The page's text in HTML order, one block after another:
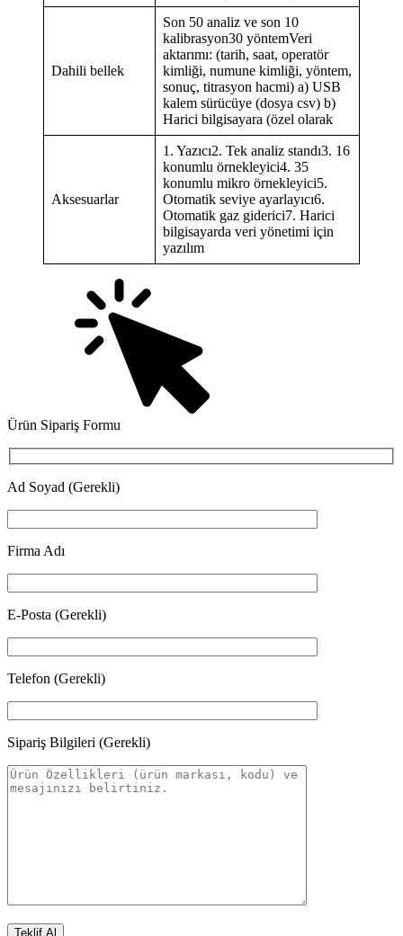
Dahili bellek
Son 50 analiz ve son 10
kalibrasyon30 yöntemVeri
aktarımı: (tarih, saat, operatör
kimliği, numune kimliği, yöntem,
sonuç, titrasyon hacmi) a) USB
kalem sürücüye (dosya csv) b)
Harici bilgisayara (özel olarak
Aksesuarlar
1. Yazıcı2. Tek analiz standı3. 16
konumlu örnekleyici4. 35
konumlu mikro örnekleyici5.
Otomatik seviye ayarlayıcı6.
Otomatik gaz giderici7. Harici
bilgisayarda veri yönetimi için
yazılım
Ürün Sipariş Formu
Ad Soyad (Gerekli)
Firma Adı
E-Posta (Gerekli)
Telefon (Gerekli)
Sipariş Bilgileri (Gerekli)